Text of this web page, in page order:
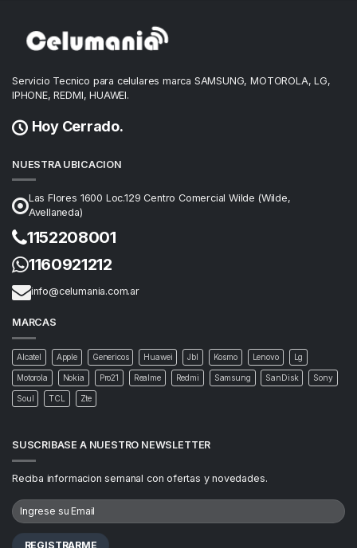
Servicio Tecnico para celulares marca SAMSUNG, MOTOROLA, LG,
IPHONE, REDMI, HUAWEI.
Hoy Cerrado.
NUESTRA UBICACION
Las Flores 1600 Loc.129 Centro Comercial Wilde (Wilde,
Avellaneda)
1152208001
1160921212
info@celumania.com.ar
MARCAS
Alcatel Apple Genericos Huawei Jbl Kosmo Lenovo Lg
Motorola Nokia Pro21 Realme Redmi Samsung SanDisk Sony
Soul TCL Zte
SUSCRIBASE A NUESTRO NEWSLETTER
Reciba informacion semanal con ofertas y novedades.